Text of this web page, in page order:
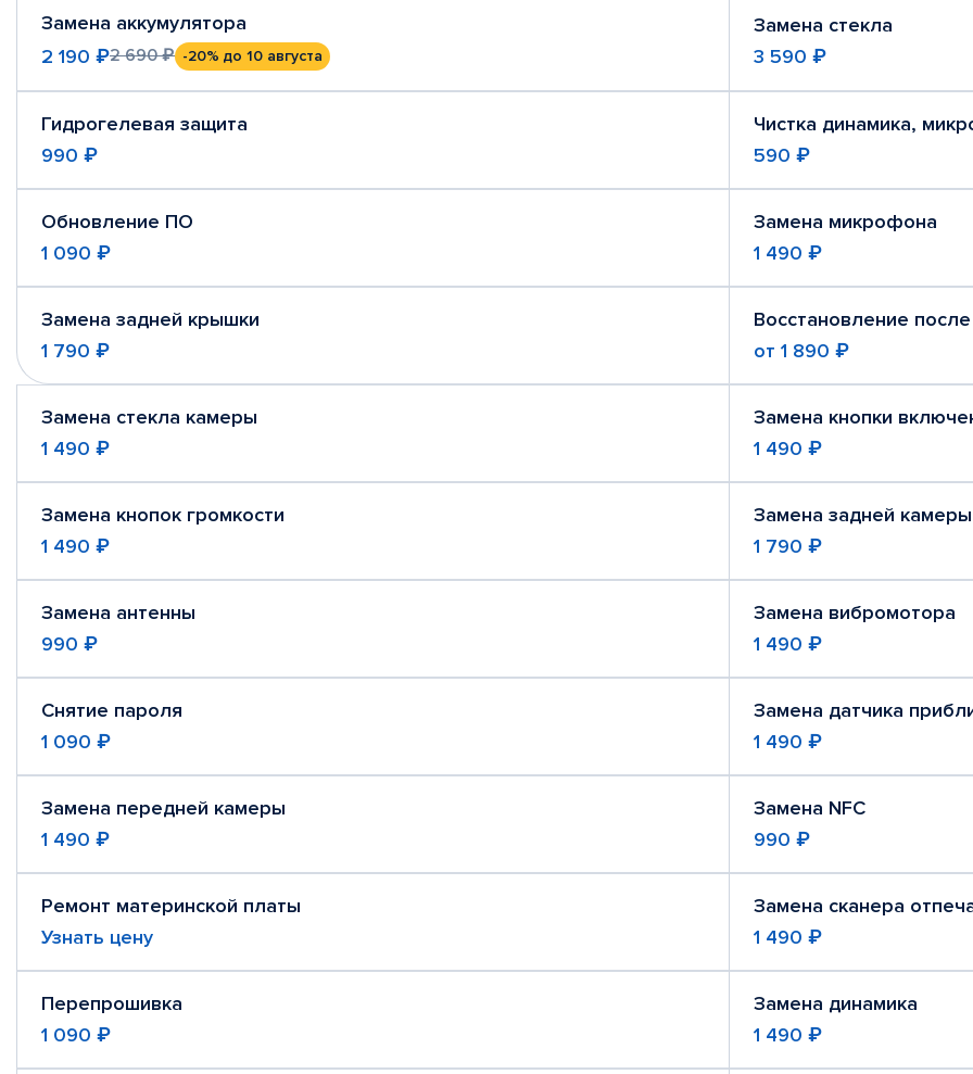
Замена аккумулятора
2 190 ₽2 690 ₽ -20% до 10 августа
Замена стекла
3 590 ₽
Гидрогелевая защита
990 ₽
Чистка динамика,
590 ₽
Обновление ПО
1 090 ₽
Замена микрофона
1 490 ₽
Замена задней крышки
1 790 ₽
Восстановление
от 1 890 ₽
Замена стекла камеры
1 490 ₽
Замена кнопки
1 490 ₽
Замена кнопок громкости
1 490 ₽
Замена задней камеры
1 790 ₽
Замена антенны
990 ₽
Замена вибромотора
1 490 ₽
Снятие пароля
1 090 ₽
Замена датчика
1 490 ₽
Замена передней камеры
1 490 ₽
Замена NFC
990 ₽
Ремонт материнской платы
Узнать цену
Замена сканера
1 490 ₽
Перепрошивка
1 090 ₽
Замена динамика
1 490 ₽